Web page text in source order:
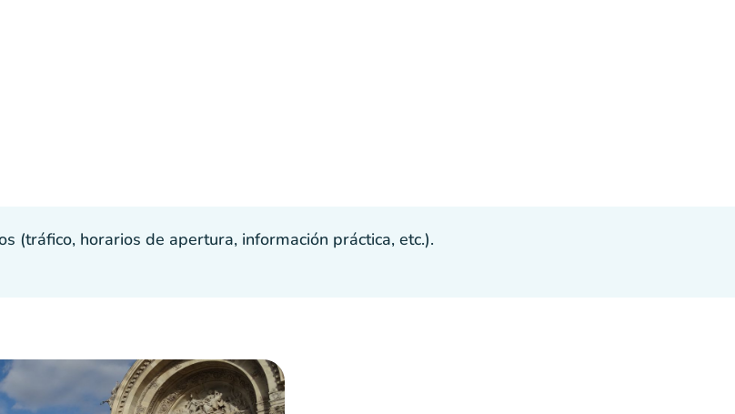
(tráfico, horarios de apertura, información práctica, etc.).